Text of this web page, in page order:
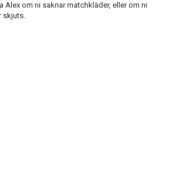
Alex om ni saknar matchkläder, eller om ni
skjuts.